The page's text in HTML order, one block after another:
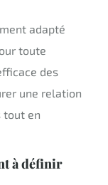
adapté
toute
des
une relation
tout en
à définir